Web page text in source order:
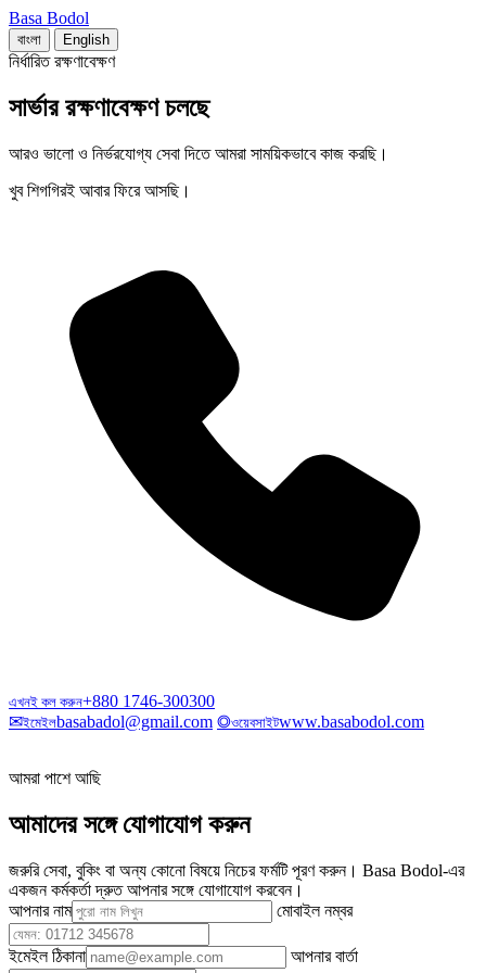
Basa Bodol
বাংলা English
নির্ধারিত রক্ষণাবেক্ষণ
সার্ভার রক্ষণাবেক্ষণ চলছে
আরও ভালো ও নির্ভরযোগ্য সেবা দিতে আমরা সাময়িকভাবে কাজ করছি।
খুব শিগগিরই আবার ফিরে আসছি।
এখনই কল করুন+880 1746-300300
✉ইমেইলbasabadol@gmail.com ◎ওয়েবসাইটwww.basabodol.com
আমরা পাশে আছি
আমাদের সঙ্গে যোগাযোগ করুন
জরুরি সেবা, বুকিং বা অন্য কোনো বিষয়ে নিচের ফর্মটি পূরণ করুন। Basa Bodol-এর
একজন কর্মকর্তা দ্রুত আপনার সঙ্গে যোগাযোগ করবেন।
আপনার নাম
মোবাইল নম্বর
ইমেইল ঠিকানা আপনার বার্তা